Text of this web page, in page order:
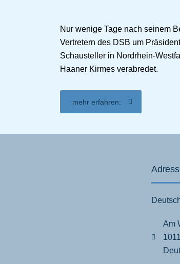
Nur wenige Tage nach seinem
Vertretern des DSB um
Schausteller in Nordrhein-
Haaner Kirmes verabredet.
mehr erfahren:
Am